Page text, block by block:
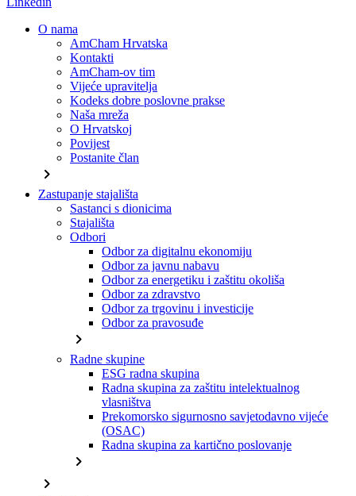
O nama
AmCham Hrvatska
Kontakti
AmCham-ov tim
Vijeće upravitelja
Kodeks dobre poslovne prakse
Naša mreža
O Hrvatskoj
Povijest
Postanite član
chevron_right
Zastupanje stajališta
Sastanci s dionicima
Stajališta
Odbori
Odbor za digitalnu ekonomiju
Odbor za javnu nabavu
Odbor za energetiku i zaštitu okoliša
Odbor za zdravstvo
Odbor za trgovinu i investicije
Odbor za pravosuđe
chevron_right
Radne skupine
ESG radna skupina
Radna skupina za zaštitu intelektualnog
vlasništva
Prekomorsko sigurnosno savjetodavno vijeće
(OSAC)
Radna skupina za kartično poslovanje
chevron_right
chevron_right